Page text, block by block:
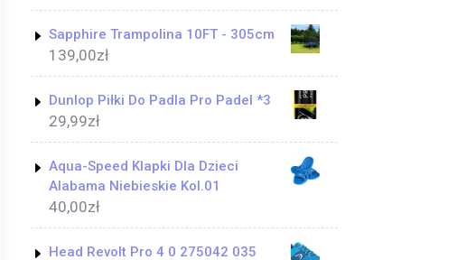
Sapphire Trampolina 10FT - 305cm
139,00zł
Dunlop Piłki Do Padla Pro Padel *3
29,99zł
Aqua-Speed Klapki Dla Dzieci
Alabama Niebieskie Kol.01
40,00zł
Head Revolt Pro 4 0 275042 035